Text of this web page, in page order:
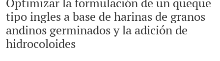
tipo ingles a base de harinas de granos
andinos germinados y la adición de
hidrocoloides